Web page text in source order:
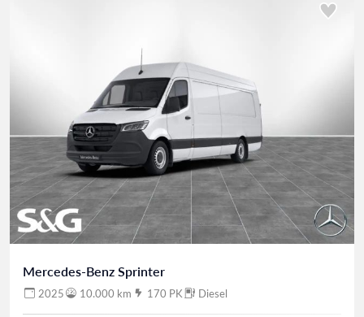
Mercedes-Benz Sprinter
2025 10.000 km 170 PK Diesel